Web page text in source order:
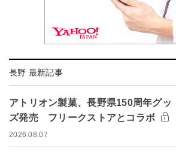
長野 最新記事
アトリオン製菓、長野県150周年グッ
ズ発売 フリークストアとコラボ
2026.08.07